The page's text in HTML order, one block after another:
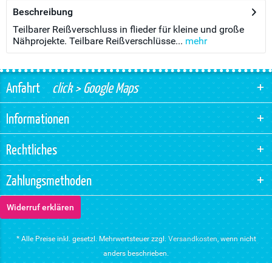
Beschreibung
Teilbarer Reißverschluss in flieder für kleine und große
Nähprojekte. Teilbare Reißverschlüsse... mehr
Anfahrtclick > Google Maps
Informationen
Rechtliches
Zahlungsmethoden
Widerruf erklären
* Alle Preise inkl. gesetzl. Mehrwertsteuer zzgl. Versandkosten, wenn nicht
anders beschrieben.